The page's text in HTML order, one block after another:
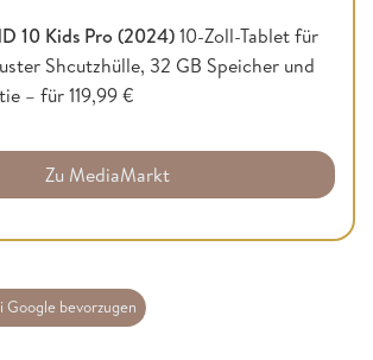
10 Kids Pro (2024)10-Zoll-Tablet für
Shcutzhülle, 32 GB Speicher und
– für 119,99 €
Zu MediaMarkt
Google bevorzugen